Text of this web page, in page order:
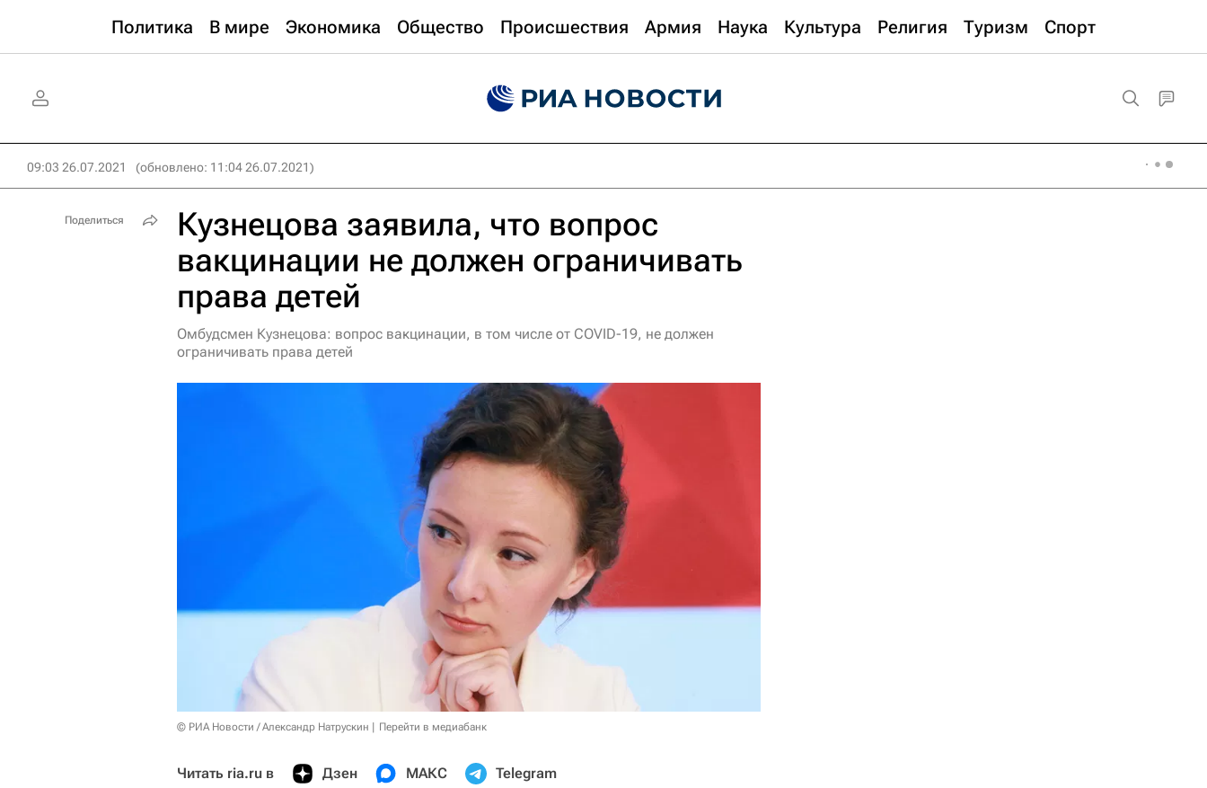
Политика В мире Экономика Общество Происшествия Армия Наука Культура Религия Туризм Спорт
09:03 26.07.2021 (обновлено: 11:04 26.07.2021)
Кузнецова заявила, что вопрос
вакцинации не должен ограничивать
права детей
Омбудсмен Кузнецова: вопрос вакцинации, в том числе от COVID-19, не должен
ограничивать права детей
© РИА Новости / Александр Натрускин Перейти в медиабанк
Читать ria.ru в Дзен МАКС Telegram
Поделиться